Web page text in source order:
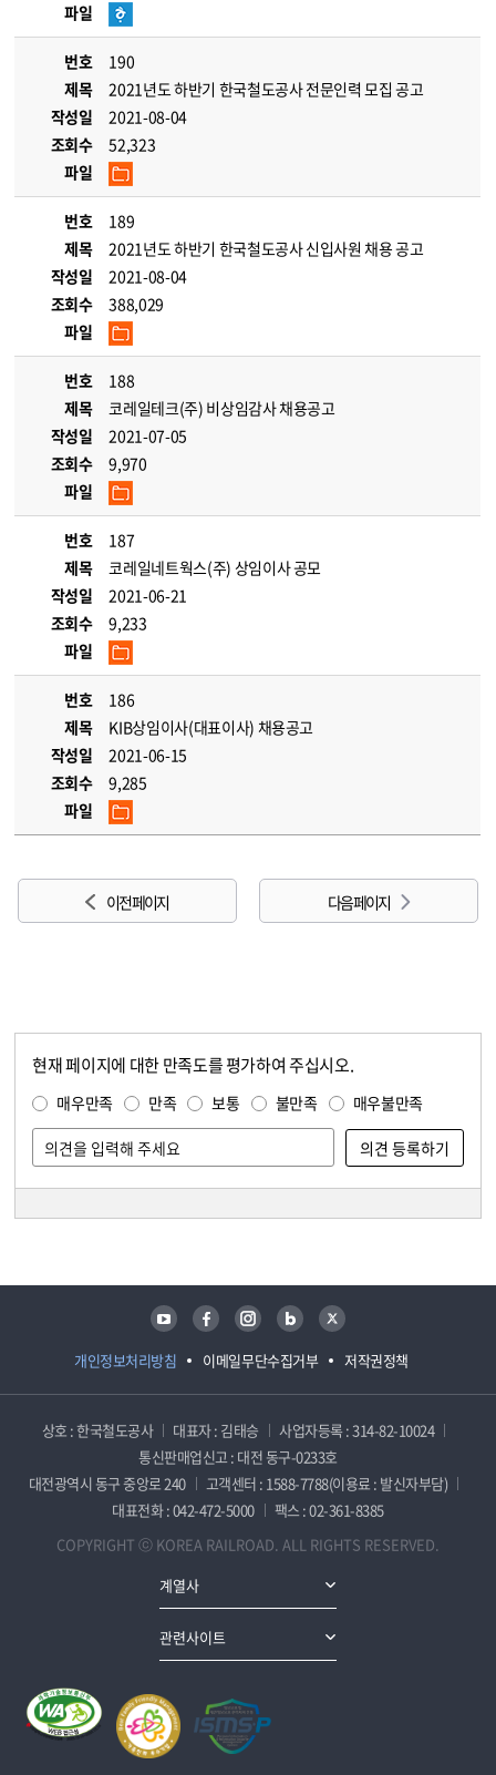
파일
번호
190
제목
2021년도 하반기 한국철도공사 전문인력 모집 공고
작성일
2021-08-04
조회수
52,323
파일
번호
189
제목
2021년도 하반기 한국철도공사 신입사원 채용 공고
작성일
2021-08-04
조회수
388,029
파일
번호
188
제목
코레일테크(주) 비상임감사 채용공고
작성일
2021-07-05
조회수
9,970
파일
번호
187
제목
코레일네트웍스(주) 상임이사 공모
작성일
2021-06-21
조회수
9,233
파일
번호
186
제목
KIB상임이사(대표이사) 채용공고
작성일
2021-06-15
조회수
9,285
파일
이전 페이지 다음 페이지
현재 페이지에 대한 만족도를 평가하여 주십시오.
매우만족 만족 보통 불만족 매우불만족
개인정보처리방침 이메일무단수집거부 저작권정책
유튜브 페이스북 인스타그램 블로그 트위터
상호 : 한국철도공사 대표자 : 김태승
사업자등록 : 314-82-10024
통신판매업신고 : 대전 동구-0233호
대전광역시 동구 중앙로 240
고객센터 : 1588-7788(이용료 : 발신자부담)
대표전화 : 042-472-5000
팩스 : 02-361-8385
COPYRIGHT ⓒ KOREA RAILROAD. ALL RIGHTS RESERVED.
계열사
관련사이트